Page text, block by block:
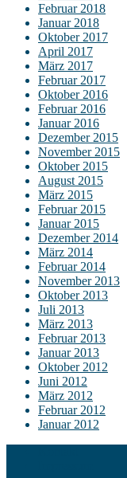
Februar 2018
Januar 2018
Oktober 2017
April 2017
März 2017
Februar 2017
Oktober 2016
Februar 2016
Januar 2016
Dezember 2015
November 2015
Oktober 2015
August 2015
März 2015
Februar 2015
Januar 2015
Dezember 2014
März 2014
Februar 2014
November 2013
Oktober 2013
Juli 2013
März 2013
Februar 2013
Januar 2013
Oktober 2012
Juni 2012
März 2012
Februar 2012
Januar 2012